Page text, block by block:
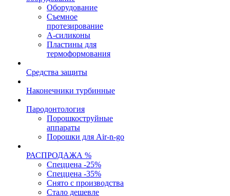
Оборудование
Съемное
протезирование
А-силиконы
Пластины для
термоформования
Средства защиты
Наконечники турбинные
Пародонтология
Порошкоструйные
аппараты
Порошки для Air-n-go
РАСПРОДАЖА %
Спеццена -25%
Спеццена -35%
Снято с производства
Стало дешевле